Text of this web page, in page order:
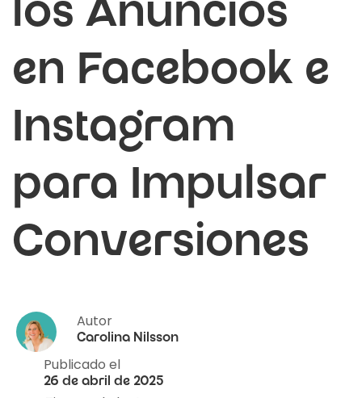
los Anuncios
en Facebook e
Instagram
para Impulsar
Conversiones
Autor
Carolina Nilsson
Publicado el
26 de abril de 2025